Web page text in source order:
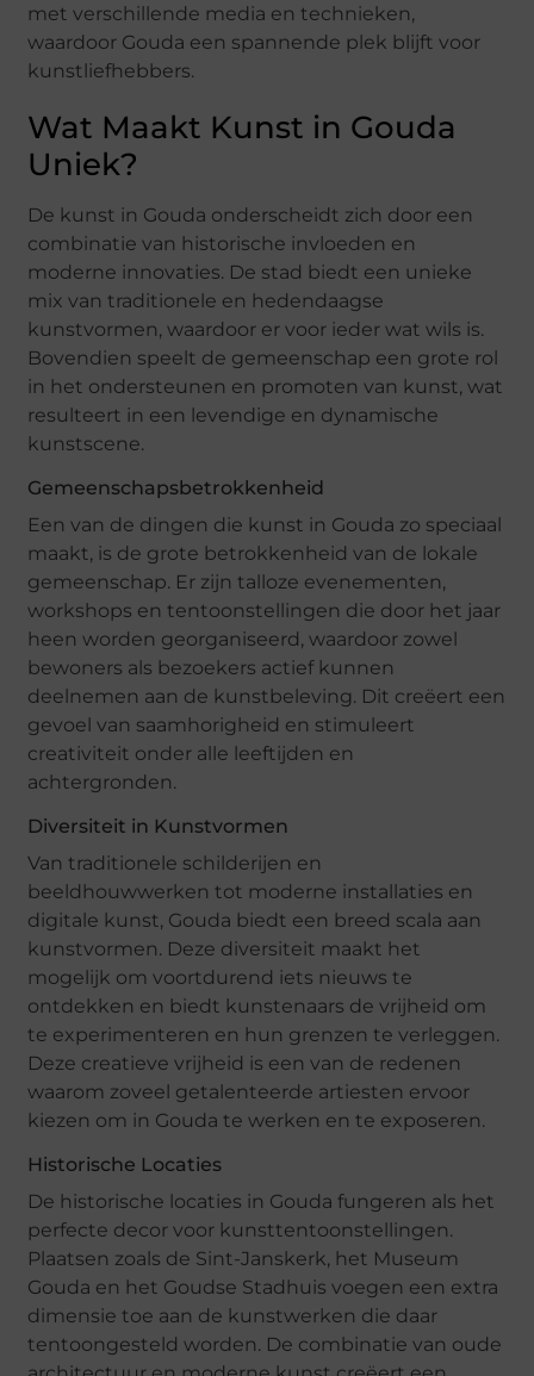
met verschillende media en technieken,
waardoor Gouda een spannende plek blijft voor
kunstliefhebbers.
Wat Maakt Kunst in Gouda
Uniek?
De kunst in Gouda onderscheidt zich door een
combinatie van historische invloeden en
moderne innovaties. De stad biedt een unieke
mix van traditionele en hedendaagse
kunstvormen, waardoor er voor ieder wat wils is.
Bovendien speelt de gemeenschap een grote rol
in het ondersteunen en promoten van kunst, wat
resulteert in een levendige en dynamische
kunstscene.
Gemeenschapsbetrokkenheid
Een van de dingen die kunst in Gouda zo speciaal
maakt, is de grote betrokkenheid van de lokale
gemeenschap. Er zijn talloze evenementen,
workshops en tentoonstellingen die door het jaar
heen worden georganiseerd, waardoor zowel
bewoners als bezoekers actief kunnen
deelnemen aan de kunstbeleving. Dit creëert een
gevoel van saamhorigheid en stimuleert
creativiteit onder alle leeftijden en
achtergronden.
Diversiteit in Kunstvormen
Van traditionele schilderijen en
beeldhouwwerken tot moderne installaties en
digitale kunst, Gouda biedt een breed scala aan
kunstvormen. Deze diversiteit maakt het
mogelijk om voortdurend iets nieuws te
ontdekken en biedt kunstenaars de vrijheid om
te experimenteren en hun grenzen te verleggen.
Deze creatieve vrijheid is een van de redenen
waarom zoveel getalenteerde artiesten ervoor
kiezen om in Gouda te werken en te exposeren.
Historische Locaties
De historische locaties in Gouda fungeren als het
perfecte decor voor kunsttentoonstellingen.
Plaatsen zoals de Sint-Janskerk, het Museum
Gouda en het Goudse Stadhuis voegen een extra
dimensie toe aan de kunstwerken die daar
tentoongesteld worden. De combinatie van oude